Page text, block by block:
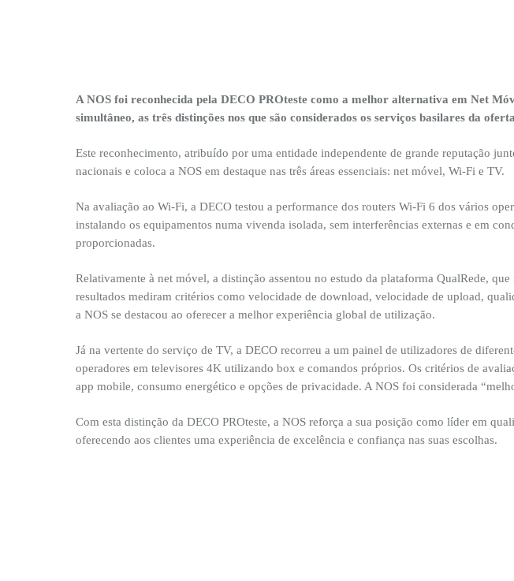
A NOS foi reconhecida pela DECO PROteste como a melhor alternativa em Net
simultâneo, as três distinções nos que são considerados os serviços basilares da
Este reconhecimento, atribuído por uma entidade independente de grande reputação
nacionais e coloca a NOS em destaque nas três áreas essenciais: net móvel, Wi-Fi e TV.
Na avaliação ao Wi-Fi, a DECO testou a performance dos routers Wi-Fi 6 dos vários
instalando os equipamentos numa vivenda isolada, sem interferências externas e em
proporcionadas.
Relativamente à net móvel, a distinção assentou no estudo da plataforma QualRede,
resultados mediram critérios como velocidade de download, velocidade de upload,
a NOS se destacou ao oferecer a melhor experiência global de utilização.
Já na vertente do serviço de TV, a DECO recorreu a um painel de utilizadores de
operadores em televisores 4K utilizando box e comandos próprios. Os critérios de
app mobile, consumo energético e opções de privacidade. A NOS foi considerada
Com esta distinção da DECO PROteste, a NOS reforça a sua posição como líder em
oferecendo aos clientes uma experiência de excelência e confiança nas suas escolhas.